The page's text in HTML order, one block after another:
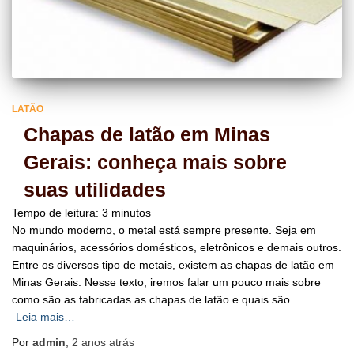
LATÃO
Chapas de latão em Minas
Gerais: conheça mais sobre
suas utilidades
Tempo de leitura: 3 minutos
No mundo moderno, o metal está sempre presente. Seja em
maquinários, acessórios domésticos, eletrônicos e demais outros.
Entre os diversos tipo de metais, existem as chapas de latão em
Minas Gerais. Nesse texto, iremos falar um pouco mais sobre
como são as fabricadas as chapas de latão e quais são
Leia mais…
Por admin 2 anos atrás